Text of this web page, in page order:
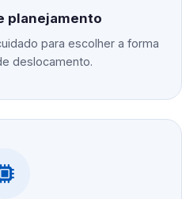
planejamento
para escolher a forma
deslocamento.